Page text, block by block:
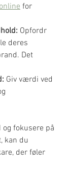
for
Opfordr
deres
Det
Giv værdi ved
fokusere på
kan du
der føler